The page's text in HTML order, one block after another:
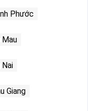
Phước
Mau
Giang